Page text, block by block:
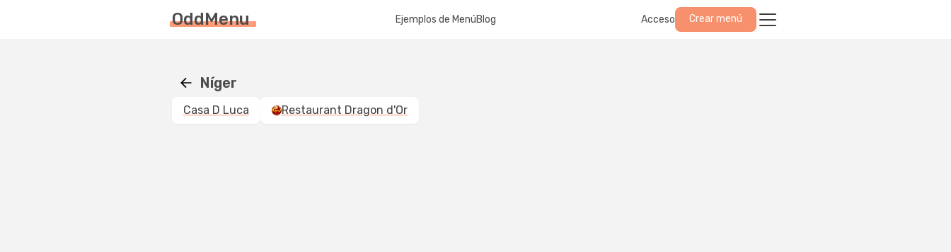
OddMenu Ejemplos de MenúBlog Acceso Crear menú
Níger
Casa D Luca Restaurant Dragon d'Or